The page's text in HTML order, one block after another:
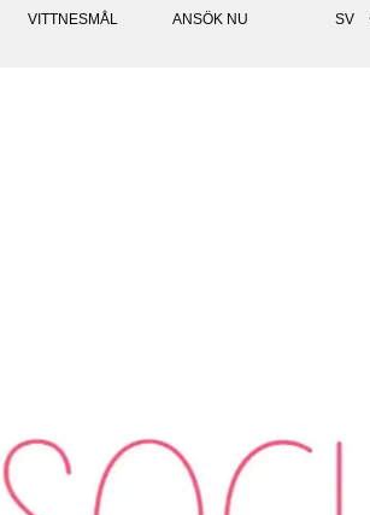
VITTNESMÅL ANSÖK NU SV